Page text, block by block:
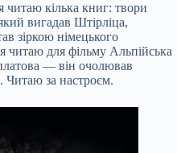
я читаю кілька книг: твори
вигадав Штірліца,
зіркою німецького
читаю для фільму Альпійська
— він очолював
Читаю за настроєм.